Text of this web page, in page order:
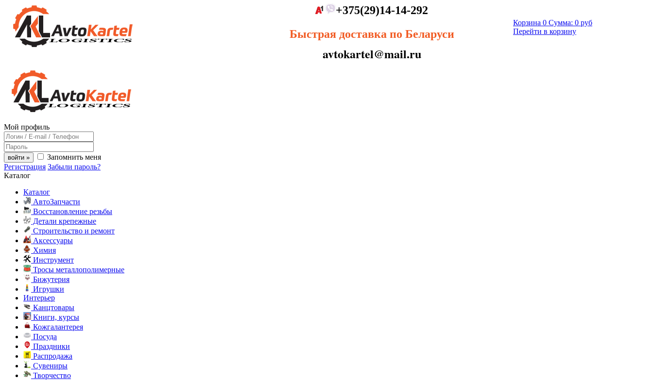
+375(29)14-14-292
Быстрая доставка по Беларуси
avtokartel@mail.ru
Корзина 0 Сумма: 0 руб
Перейти в корзину
Мой профиль
войти »
Запомнить меня
Регистрация Забыли пароль?
Каталог
Каталог
АвтоЗапчасти
Восстановление резьбы
Детали крепежные
Строительство и ремонт
Аксессуары
Химия
Инструмент
Тросы металлополимерные
Бижутерия
Игрушки
Интерьер
Канцтовары
Книги, курсы
Кожгалантерея
Посуда
Праздники
Распродажа
Сувениры
Творчество